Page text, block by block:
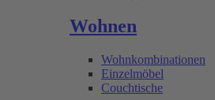
Wohnen
Wohnkombinationen
Einzelmöbel
Couchtische